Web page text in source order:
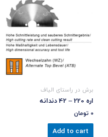
برش در راستای الیاف
اره 220 – 42 دندانه
0 تومان
Add to cart